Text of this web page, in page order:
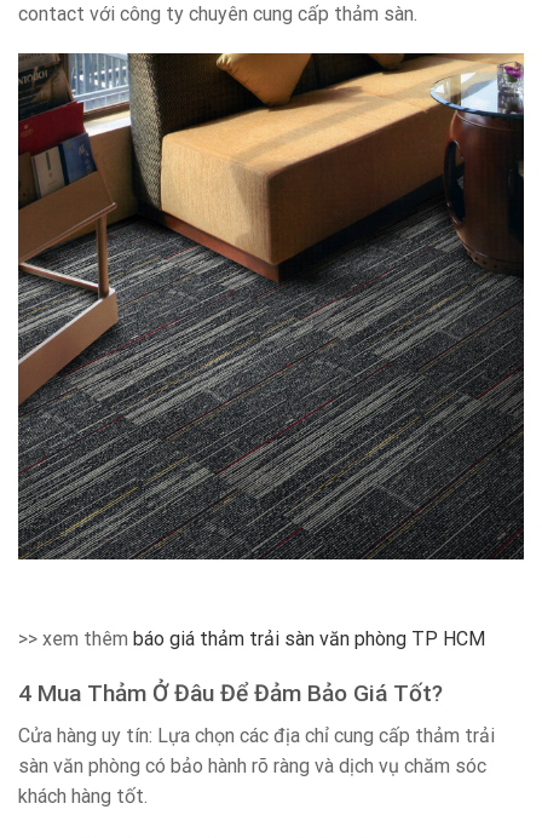
contact với công ty chuyên cung cấp thảm sàn.
>> xem thêm báo giá thảm trải sàn văn phòng TP HCM
4 Mua Thảm Ở Đâu Để Đảm Bảo Giá Tốt?
Cửa hàng uy tín: Lựa chọn các địa chỉ cung cấp thảm trải
sàn văn phòng có bảo hành rõ ràng và dịch vụ chăm sóc
khách hàng tốt.